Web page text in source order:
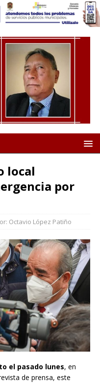
local
por
Octavio López Patiño
el pasado lunes, en
de prensa, este